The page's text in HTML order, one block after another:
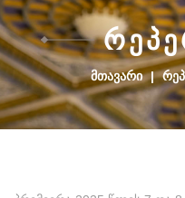
ᲠᲔᲞᲔ
ᲛᲗᲐᲕᲐᲠᲘ |